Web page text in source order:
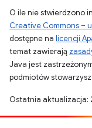
O ile nie stwierdzono
Creative Commons –
dostępne na licencji
temat zawierają
Java jest
podmiotów
Ostatnia aktualizacja: